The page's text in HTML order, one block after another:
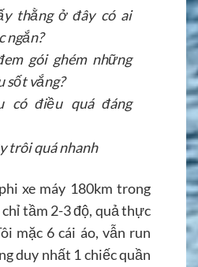
thằng ở đây có ai
ngắn?
gói ghém những
sốt vắng?
có điều quá đáng
trôi quá nhanh
xe máy 180km trong
tầm 2-3 độ, quả thực
mặc 6 cái áo, vẫn run
duy nhất 1 chiếc quần